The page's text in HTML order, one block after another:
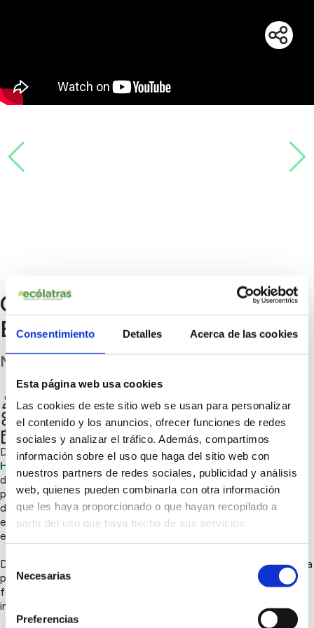
Consentimiento Detalles Acerca de las cookies
Esta página web usa cookies
Las cookies de este sitio web se usan para personalizar
el contenido y los anuncios, ofrecer funciones de redes
sociales y analizar el tráfico. Además, compartimos
información sobre el uso que haga del sitio web con
nuestros partners de redes sociales, publicidad y análisis
web, quienes pueden combinarla con otra información
que les haya proporcionado o que hayan recopilado a
partir del uso que haya hecho de sus servicios.
Selección
de
consentimiento
Necesarias
Preferencias
Concurso Innovación
Educativa
Madrid
Fundación Renovables
Chatear
Sensibilización ambiental, Innovación sostenible
2º trimestre 2024
Desde laFundación Renovablesy en colaboración con
Happy Learning
estamos llevando a cabo un concurso
dirigido a docentes de todas las etapas educativas y a
profesionales del sector energético y ambiental, en el marco
delproyecto Rec4Ren, un repositorio gratuito de recursos
educativos y actividades para las diferentes etapas
educativas: https://rec4ren.org/
Desde el 8 de abril hasta el 29 de mayo, puedes participar en la
primera edición del concurso
Innovación Educativa para
fomentar la creación de materiales de calidad, actualizados e
innovadores, que inspiren a las nuevas generaciones.